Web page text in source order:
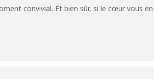
convivial. Et bien sûr, si le cœur vous